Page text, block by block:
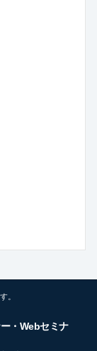
。
・Webセミナ